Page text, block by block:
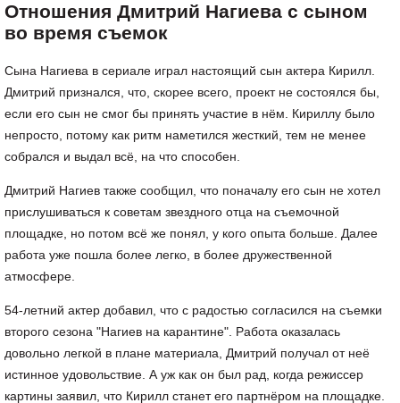
Отношения Дмитрий Нагиева с сыном
во время съемок
Сына Нагиева в сериале играл настоящий сын актера Кирилл.
Дмитрий признался, что, скорее всего, проект не состоялся бы,
если его сын не смог бы принять участие в нём. Кириллу было
непросто, потому как ритм наметился жесткий, тем не менее
собрался и выдал всё, на что способен.
Дмитрий Нагиев также сообщил, что поначалу его сын не хотел
прислушиваться к советам звездного отца на съемочной
площадке, но потом всё же понял, у кого опыта больше. Далее
работа уже пошла более легко, в более дружественной
атмосфере.
54-летний актер добавил, что с радостью согласился на съемки
второго сезона "Нагиев на карантине". Работа оказалась
довольно легкой в плане материала, Дмитрий получал от неё
истинное удовольствие. А уж как он был рад, когда режиссер
картины заявил, что Кирилл станет его партнёром на площадке.